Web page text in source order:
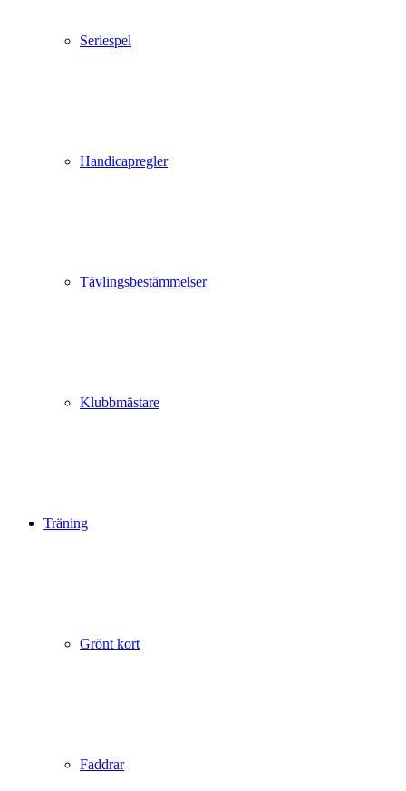
Seriespel
Handicapregler
Tävlingsbestämmelser
Klubbmästare
Träning
Grönt kort
Faddrar